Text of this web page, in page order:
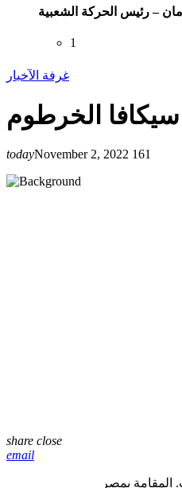
– رئيس الحركة الشعبية
1
غرفة الآخبار
الخرطوم
todayNovember 2, 2022 161
share close
email